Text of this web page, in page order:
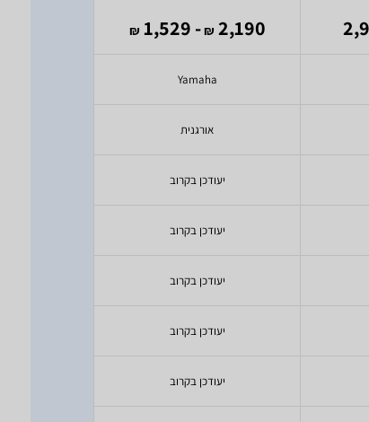
2,190
₪
- 1,529
₪
Yamaha
אורגנית
יעודכן בקרוב
יעודכן בקרוב
יעודכן בקרוב
יעודכן בקרוב
יעודכן בקרוב